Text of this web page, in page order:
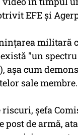
EFE și
militară
"un
aşa cum
sale membre.
riscuri, şefa
de armă,